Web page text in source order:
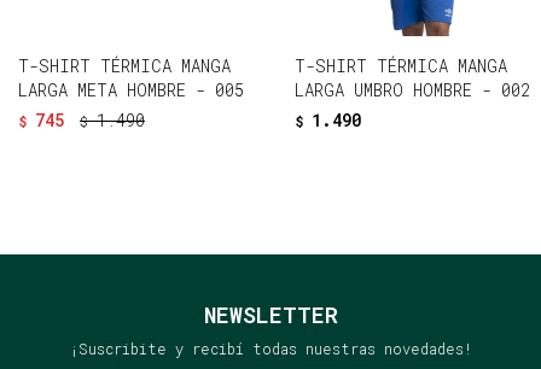
T-SHIRT TÉRMICA MANGA
LARGA META HOMBRE - 005
$ 745 $ 1.490
T-SHIRT TÉRMICA MANGA
LARGA UMBRO HOMBRE - 002
$ 1.490
NEWSLETTER
¡Suscribite y recibí todas nuestras novedades!